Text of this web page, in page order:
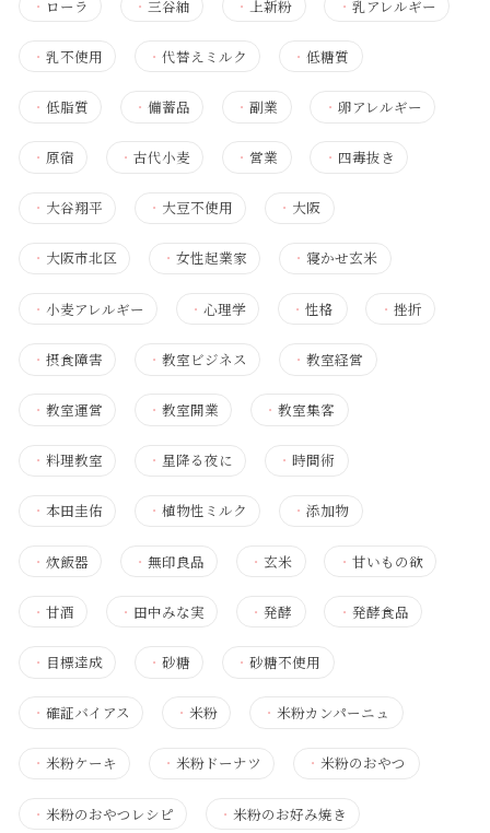
・ ローラ ・ 三谷紬 ・ 上新粉 ・ 乳アレルギー
・ 乳不使用 ・代替えミルク ・低糖質
・ 低脂質 ・備蓄品 ・副業 ・ 卵アレルギー
・ 原宿 ・古代小麦 ・営業 ・ 四毒抜き
・ 大谷翔平 ・ 大豆不使用 ・ 大阪
・ 大阪市北区 ・女性起業家 ・寝かせ玄米
・ 小麦アレルギー ・心理学 ・性格 ・ 挫折
・ 摂食障害 ・教室ビジネス ・教室経営
・ 教室運営 ・教室開業 ・教室集客
・ 料理教室 ・ 星降る夜に ・時間術
・ 本田圭佑 ・植物性ミルク ・添加物
・ 炊飯器 ・無印良品 ・玄米 ・ 甘いもの欲
・ 甘酒 ・ 田中みな実 ・発酵 ・ 発酵食品
・ 目標達成 ・砂糖 ・砂糖不使用
・ 確証バイアス ・米粉 ・米粉カンパーニュ
・ 米粉ケーキ ・米粉ドーナツ ・米粉のおやつ
・ 米粉のおやつレシピ ・ 米粉のお好み焼き